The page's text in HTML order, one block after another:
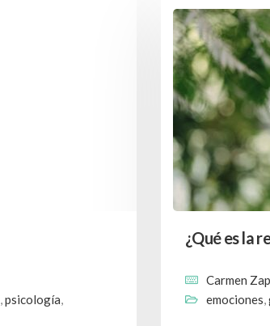
,psicología,
¿Qué es la
Carmen
emociones,